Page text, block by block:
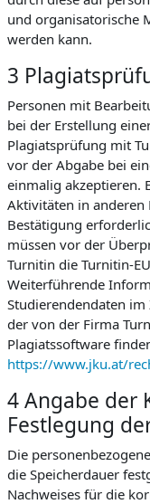
und organisatorische
werden kann.
3
Personen mit
bei der Erstellung
Plagiatsprüfung mit
vor der Abgabe bei
einmalig akzeptieren.
Aktivitäten in anderen
Bestätigung
müssen vor der
Turnitin die Turnitin-
Weiterführende
Studierendendaten
der von der Firma
Plagiatssoftware
https://www.jku.at/
4 Angabe der
Festlegung
Die
die Speicherdauer
Nachweises für die